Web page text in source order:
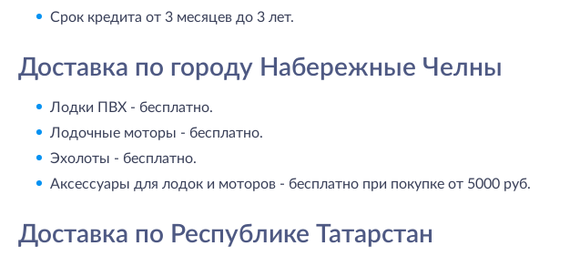
Срок кредита от 3 месяцев до 3 лет.
Доставка по городу Набережные Челны
Лодки ПВХ - бесплатно.
Лодочные моторы - бесплатно.
Эхолоты - бесплатно.
Аксессуары для лодок и моторов - бесплатно при покупке от 5000 руб.
Доставка по Республике Татарстан